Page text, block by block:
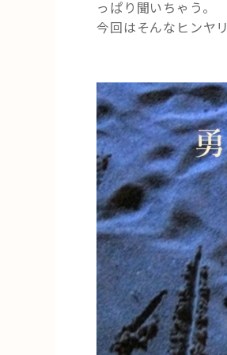
の
『ち
と
こ
わ
い
お
は
な
し
会』”
の
っぱり聞いちゃう。
今回はそんなヒンヤ